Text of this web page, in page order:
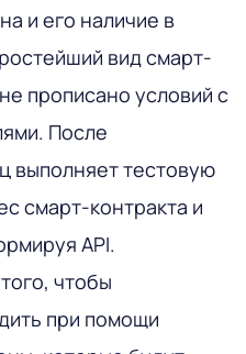
и его наличие в
вид смарт-
прописано условий с
После
выполняет тестовую
смарт-контракта и
API.
чтобы
при помощи